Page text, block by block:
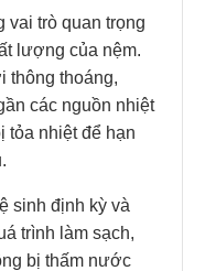
vai trò quan trọng
lượng của nệm.
thông thoáng,
các nguồn nhiệt
tỏa nhiệt để hạn
sinh định kỳ và
trình làm sạch,
bị thấm nước